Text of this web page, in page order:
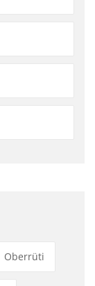
Oberrüti